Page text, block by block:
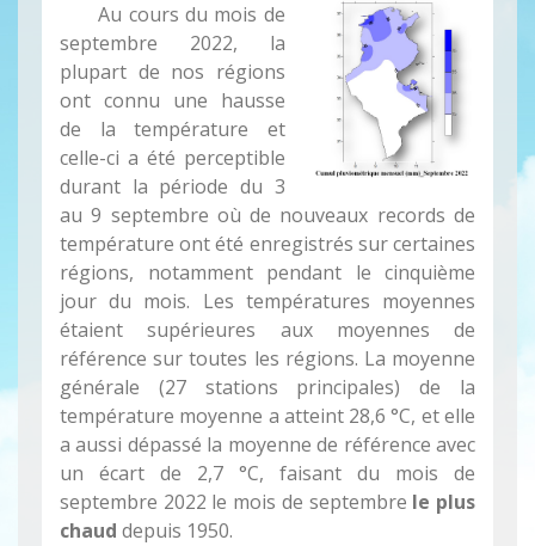
Au cours du mois de
septembre 2022, la
plupart de nos régions
ont connu une hausse
de la température et
celle-ci a été perceptible
durant la période du 3
au 9 septembre où de nouveaux records de
température ont été enregistrés sur certaines
régions, notamment pendant le cinquième
jour du mois. Les températures moyennes
étaient supérieures aux moyennes de
référence sur toutes les régions. La moyenne
générale (27 stations principales) de la
température moyenne a atteint 28,6 °C, et elle
a aussi dépassé la moyenne de référence avec
un écart de 2,7 °C, faisant du mois de
septembre 2022 le mois de septembre le plus
chaud depuis 1950.